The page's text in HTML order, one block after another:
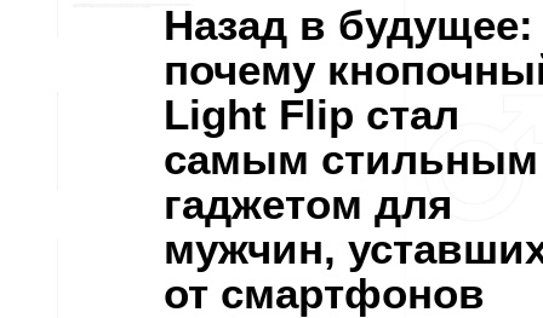
Назад в будущее:
почему
Light Flip стал
самым стильным
гаджетом для
мужчин,
от смартфонов